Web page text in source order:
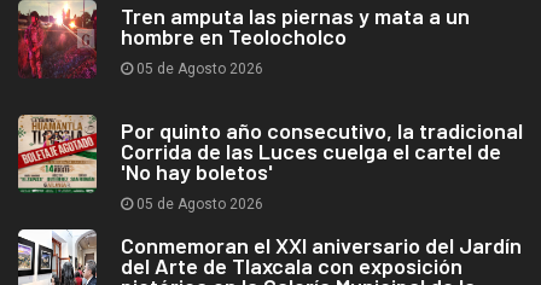
Tren amputa las piernas y mata a un
hombre en Teolocholco
05 de Agosto 2026
Por quinto año consecutivo, la tradicional
Corrida de las Luces cuelga el cartel de
'No hay boletos'
05 de Agosto 2026
Conmemoran el XXI aniversario del Jardín
del Arte de Tlaxcala con exposición